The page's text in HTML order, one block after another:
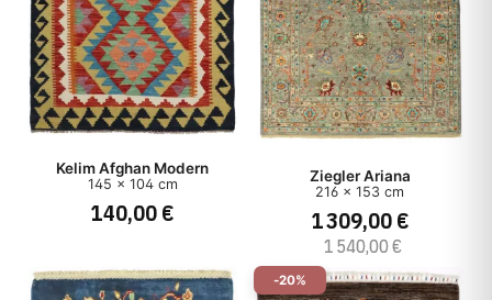
Kelim Afghan Modern
145 x 104 cm
140,00 €
Ziegler Ariana
216 x 153 cm
1 309,00 €
1 540,00 €
-20%